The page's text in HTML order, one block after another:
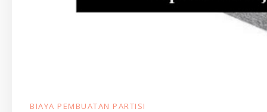
BIAYA PEMBUATAN PARTISI